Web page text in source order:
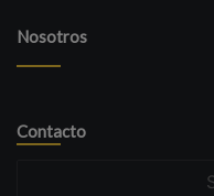
Nosotros
Contacto